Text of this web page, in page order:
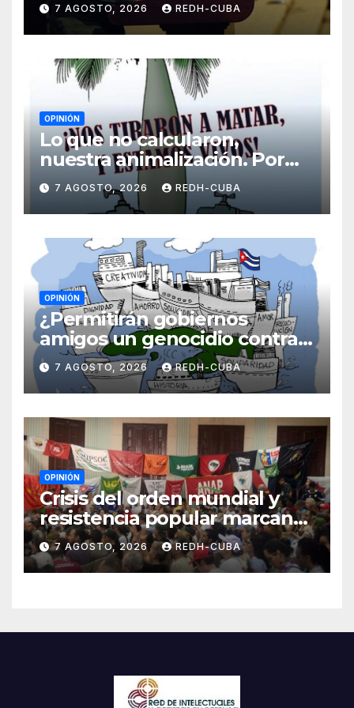
Por Jorge Luís Guach Estévez
7 AGOSTO, 2026 REDH-CUBA
OPINIÓN
Lo que no calcularon,
nuestra animalización. Por
Laidi Fernández de Juan
7 AGOSTO, 2026 REDH-CUBA
OPINIÓN
¿Permitirán gobiernos
amigos un genocidio contra
Cuba? Por Hedelberto López
Blanch
7 AGOSTO, 2026 REDH-CUBA
OPINIÓN
Crisis del orden mundial y
resistencia popular marcan
el inicio de la IV Asamblea
Continental de ALBA
Movimientos en Cuba
7 AGOSTO, 2026 REDH-CUBA